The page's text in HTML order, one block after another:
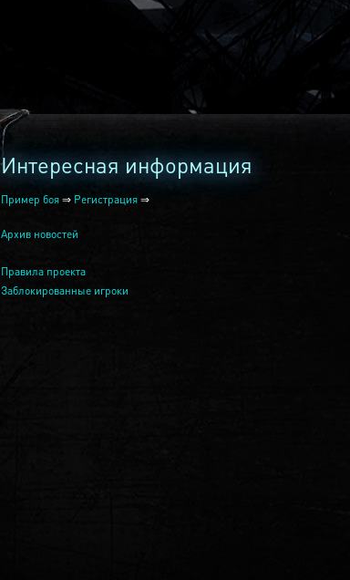
2240
Интересная информация
Пример боя ⇒ Регистрация ⇒
Архив новостей
Правила проекта
Заблокированные игроки